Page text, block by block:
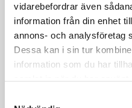
vidarebefordrar även
information från din enhet
annons- och analysföretag
Dessa kan i sin tur
information som du har
samlat in när du har använt
Related products